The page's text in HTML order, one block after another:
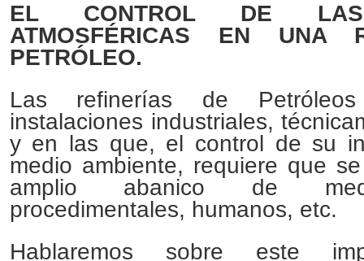
EL CONTROL DE LAS
ATMOSFÉRICAS EN UNA
PETRÓLEO.
Las refinerías de
instalaciones industriales,
y en las que, el control de su
medio ambiente, requiere que
amplio abanico de
procedimentales, humanos, etc.
Hablaremos sobre este